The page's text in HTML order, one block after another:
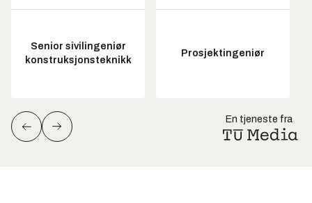
Senior sivilingeniør
konstruksjonsteknikk
Prosjektingeniør
En tjeneste fra